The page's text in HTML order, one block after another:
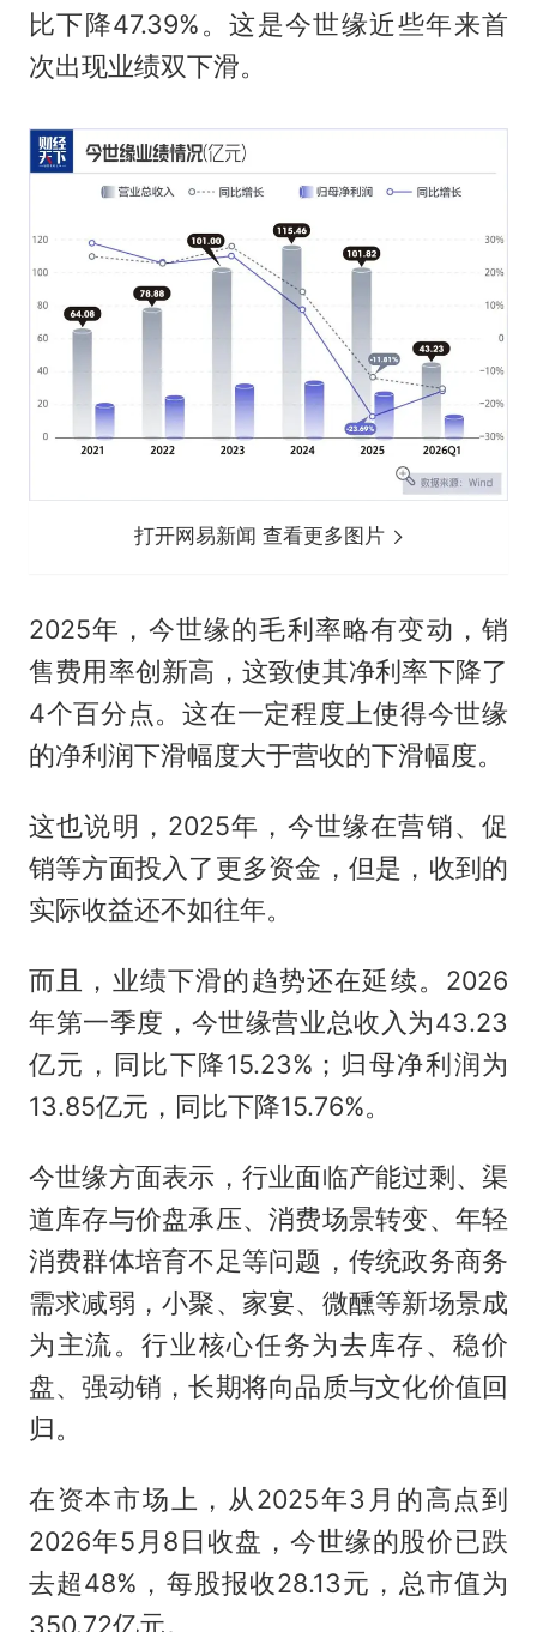
比下降47.39%。这是今世缘近些年来首
次出现业绩双下滑。
打开网易新闻 查看更多图片
2025年，今世缘的毛利率略有变动，销
售费用率创新高，这致使其净利率下降了
4个百分点。这在一定程度上使得今世缘
的净利润下滑幅度大于营收的下滑幅度。
这也说明，2025年，今世缘在营销、促
销等方面投入了更多资金，但是，收到的
实际收益还不如往年。
而且，业绩下滑的趋势还在延续。2026
年第一季度，今世缘营业总收入为43.23
亿元，同比下降15.23%；归母净利润为
13.85亿元，同比下降15.76%。
今世缘方面表示，行业面临产能过剩、渠
道库存与价盘承压、消费场景转变、年轻
消费群体培育不足等问题，传统政务商务
需求减弱，小聚、家宴、微醺等新场景成
为主流。行业核心任务为去库存、稳价
盘、强动销，长期将向品质与文化价值回
归。
在资本市场上，从2025年3月的高点到
2026年5月8日收盘，今世缘的股价已跌
去超48%，每股报收28.13元，总市值为
350.72亿元。